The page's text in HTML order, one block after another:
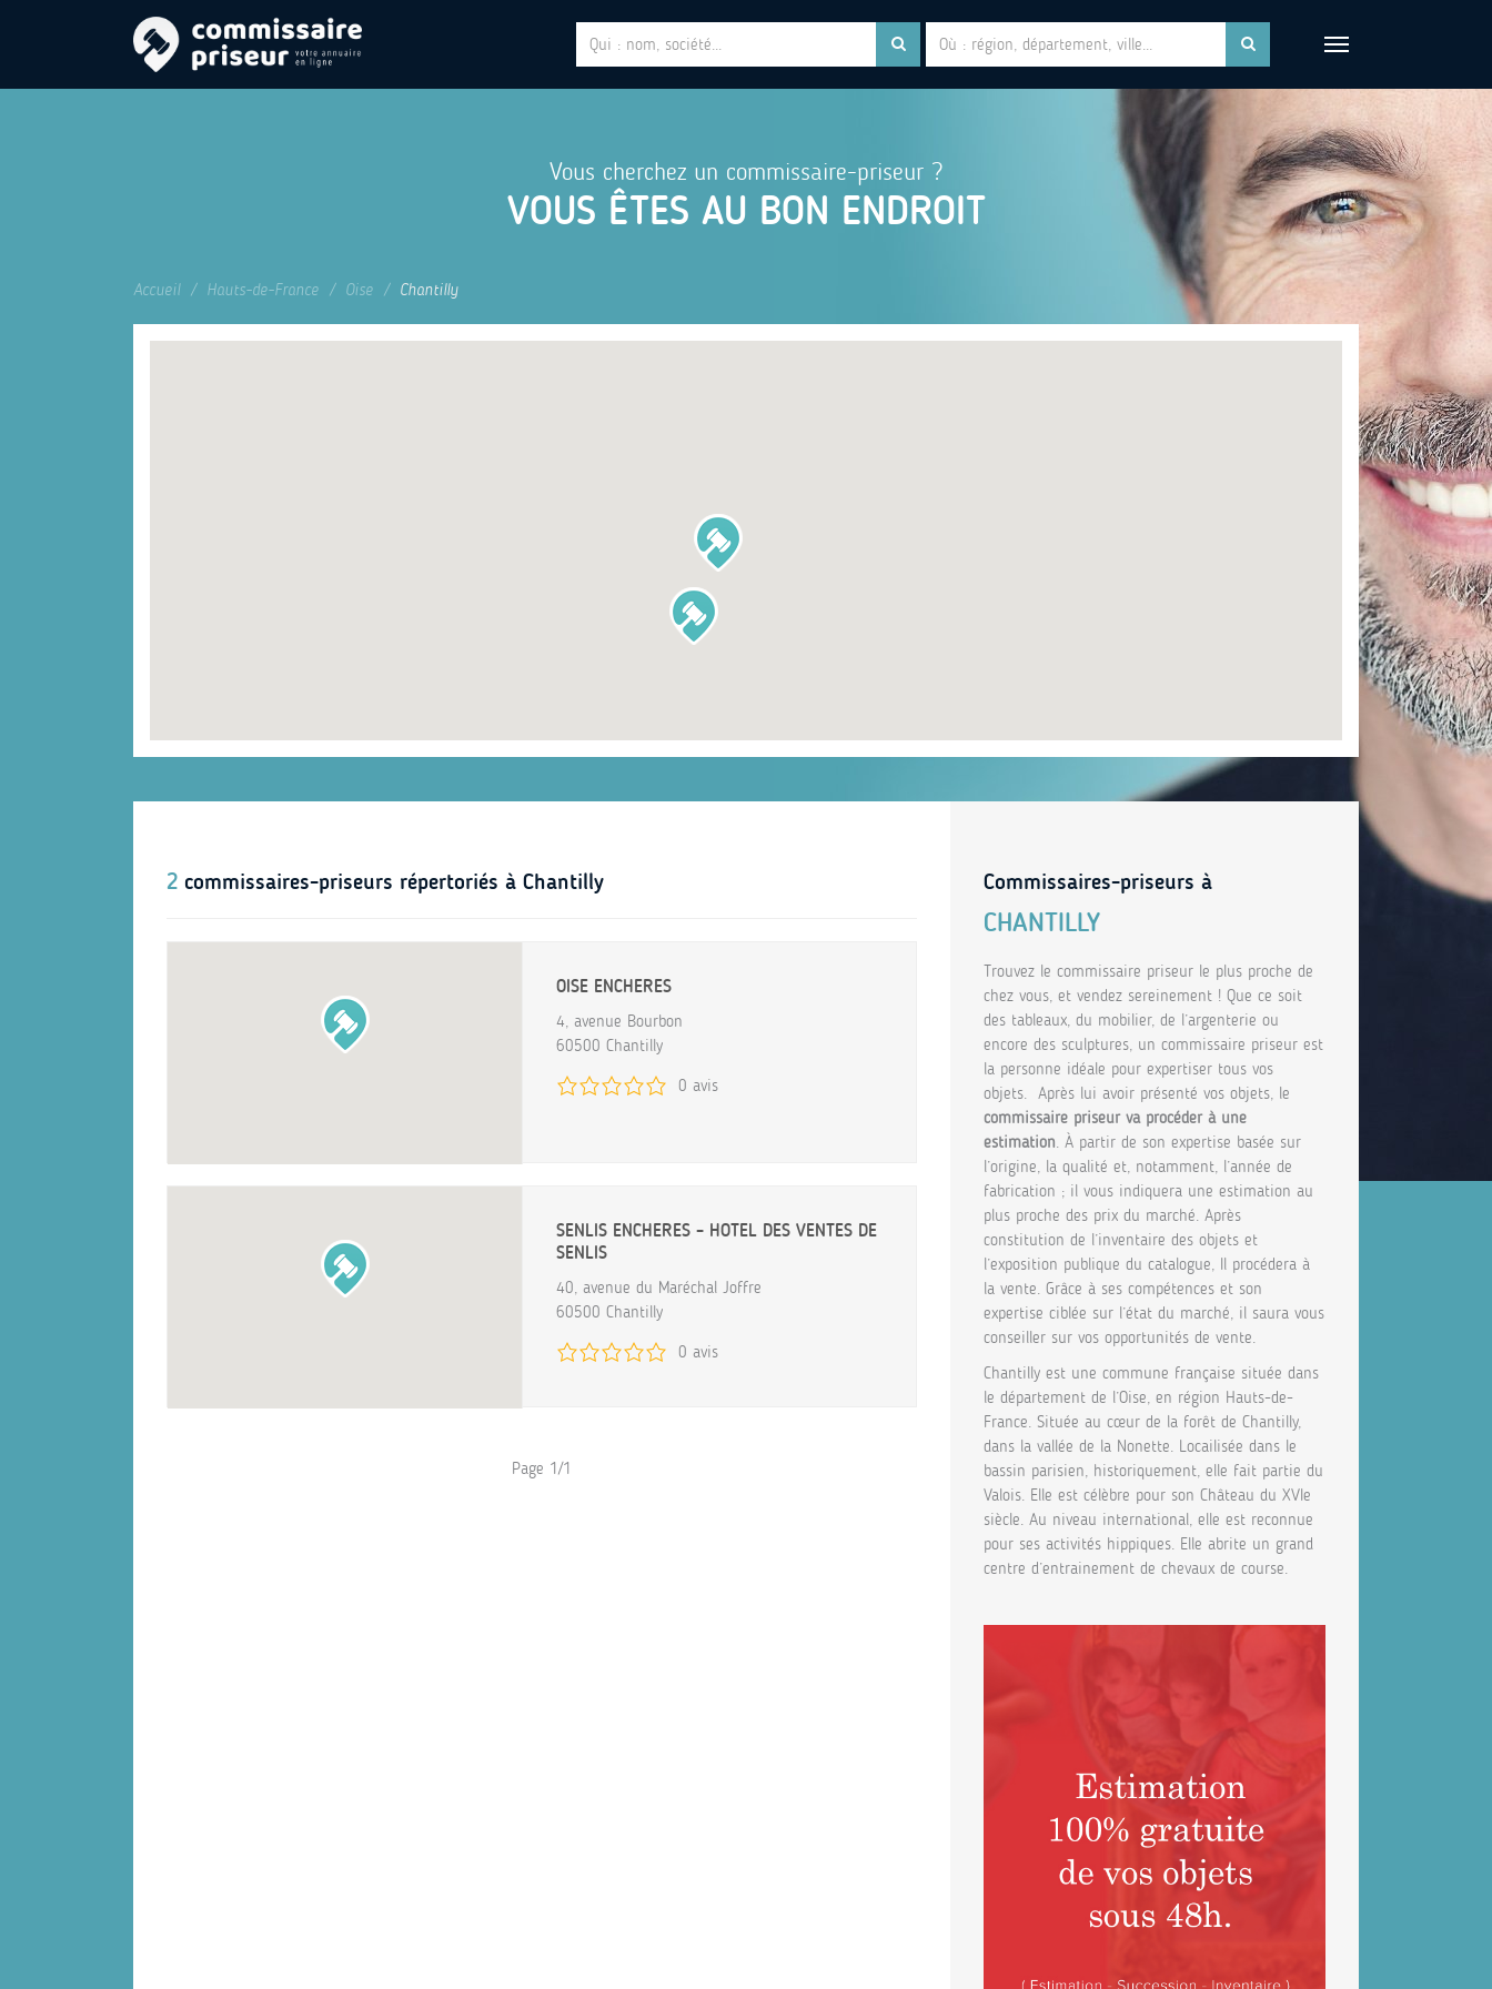
Vous cherchez un commissaire-priseur ?
VOUS ÊTES AU BON ENDROIT
Accueil Hauts-de-France Oise Chantilly
2 commissaires-priseurs répertoriés à Chantilly
OISE ENCHERES
4, avenue Bourbon
60500 Chantilly
0 avis
SENLIS ENCHERES – HOTEL DES VENTES DE
SENLIS
40, avenue du Maréchal Joffre
60500 Chantilly
0 avis
Page 1/1
Commissaires-priseurs à
CHANTILLY
Trouvez le commissaire priseur le plus proche de
chez vous, et vendez sereinement ! Que ce soit
des tableaux, du mobilier, de l’argenterie ou
encore des sculptures, un commissaire priseur est
la personne idéale pour expertiser tous vos
objets. Après lui avoir présenté vos objets, le
commissaire priseur va procéder à une
estimation. À partir de son expertise basée sur
l’origine, la qualité et, notamment, l’année de
fabrication ; il vous indiquera une estimation au
plus proche des prix du marché. Après
constitution de l’inventaire des objets et
l’exposition publique du catalogue, Il procédera à
la vente. Grâce à ses compétences et son
expertise ciblée sur l’état du marché, il saura vous
conseiller sur vos opportunités de vente.
Chantilly est une commune française située dans
le département de l’Oise, en région Hauts-de-
France. Située au cœur de la forêt de Chantilly,
dans la vallée de la Nonette. Locailisée dans le
bassin parisien, historiquement, elle fait partie du
Valois. Elle est célèbre pour son Château du XVIe
siècle. Au niveau international, elle est reconnue
pour ses activités hippiques. Elle abrite un grand
centre d’entrainement de chevaux de course.